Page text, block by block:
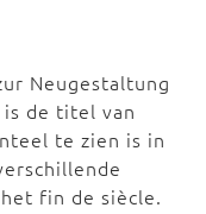
Neugestaltung
is de titel van
te zien is in
fin de siècle.